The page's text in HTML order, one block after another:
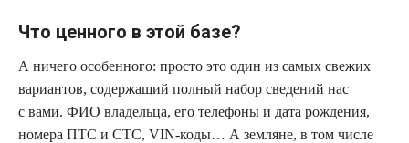
Что ценного в этой базе?
А ничего особенного: просто это один из самых свежих
вариантов, содержащий полный набор сведений нас
с вами. ФИО владельца, его телефоны и дата рождения,
номера ПТС и СТС, VIN-коды… А земляне, в том числе